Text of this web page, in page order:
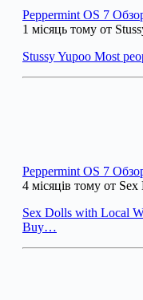
Peppermint OS 7
1 місяць тому от
Stussy Yupoo Most
Peppermint OS 7
4 місяців тому от
Sex Dolls with Local
Buy…